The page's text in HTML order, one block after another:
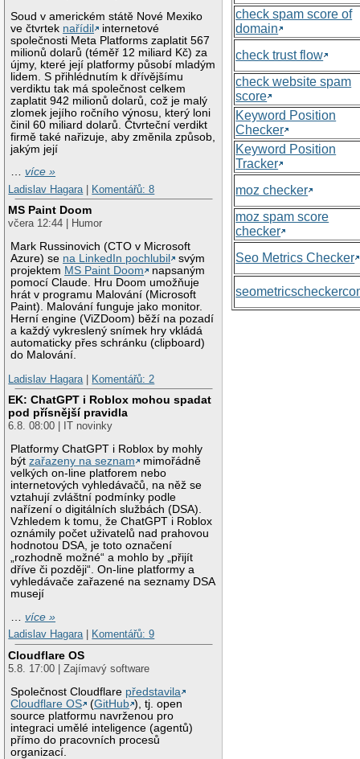
Soud v americkém státě Nové Mexiko
ve čtvrtek nařídil
internetové
společnosti Meta Platforms zaplatit 567
milionů dolarů (téměř 12 miliard Kč) za
újmy, které její platformy působí mladým
lidem. S přihlédnutím k dřívějšímu
verdiktu tak má společnost celkem
zaplatit 942 milionů dolarů, což je malý
zlomek jejího ročního výnosu, který loni
činil 60 miliard dolarů. Čtvrteční verdikt
firmě také nařizuje, aby změnila způsob,
jakým její
…více »
Ladislav Hagara
Komentářů: 8
MS Paint Doom
včera 12:44 | Humor
Mark Russinovich (CTO v Microsoft
Azure) se na LinkedIn pochlubil
svým
projektem MS Paint Doom
napsaným
pomocí Claude. Hru Doom umožňuje
hrát v programu Malování (Microsoft
Paint). Malování funguje jako monitor.
Herní engine (ViZDoom) běží na pozadí
a každý vykreslený snímek hry vkládá
automaticky přes schránku (clipboard)
do Malování.
Ladislav Hagara
Komentářů: 2
EK: ChatGPT i Roblox mohou spadat
pod přísnější pravidla
6.8. 08:00 | IT novinky
Platformy ChatGPT i Roblox by mohly
býtzařazeny na seznam
mimořádně
velkých on-line platforem nebo
internetových vyhledávačů, na něž se
vztahují zvláštní podmínky podle
nařízení o digitálních službách (DSA).
Vzhledem k tomu, že ChatGPT i Roblox
oznámily počet uživatelů nad prahovou
hodnotou DSA, je toto označení
„rozhodně možné“ a mohlo by „přijít
dříve či později“. On-line platformy a
vyhledávače zařazené na seznamy DSA
musejí
…více »
Ladislav Hagara| Komentářů: 9
Cloudflare OS
5.8. 17:00 | Zajímavý software
Společnost Cloudflare představila
Cloudflare OS
(GitHub ), tj. open
source platformu navrženou pro
integraci umělé inteligence (agentů)
přímo do pracovních procesů
organizací.
check spam score of
domain
check trust flow
check website spam
score
Keyword Position
Checker
Keyword Position
Tracker
moz checker
moz spam score
checker
Seo Metrics Checker